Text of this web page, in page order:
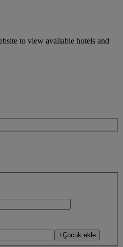
to view available hotels and
+Çocuk ekle